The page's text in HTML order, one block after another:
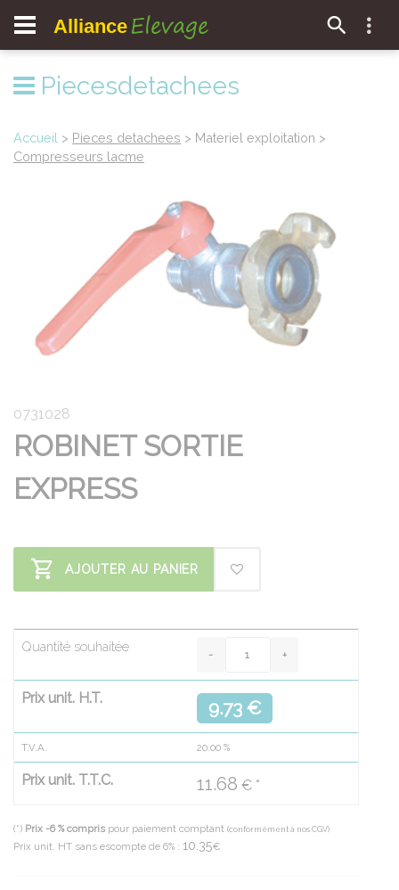
Alliance Elevage
Piecesdetachees
Accueil > Pieces detachees > Materiel exploitation >
Compresseurs lacme
0731028
ROBINET SORTIE
EXPRESS
AJOUTER AU PANIER
Quantité souhaitée
Prix unit. H.T. 9.73 €
T.V.A. 20.00 %
Prix unit. T.T.C. 11.68 € *
(*) Prix -6 % compris pour paiement comptant (conformément à nos CGV)
Prix unit. HT sans escompte de 6% : 10.35€